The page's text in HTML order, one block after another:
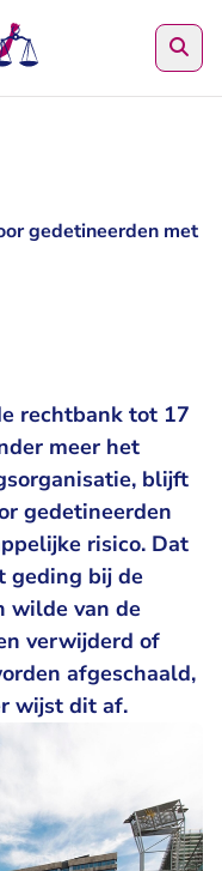
gedetineerden met
rechtbank tot 17
meer het
blijft
gedetineerden
risico. Dat
geding bij de
wilde van de
verwijderd of
afgeschaald,
wijst dit af.